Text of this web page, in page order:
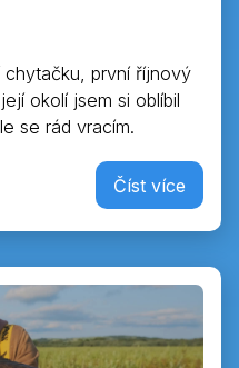
první říjnový
okolí jsem si oblíbil
se rád vracím.
Číst více